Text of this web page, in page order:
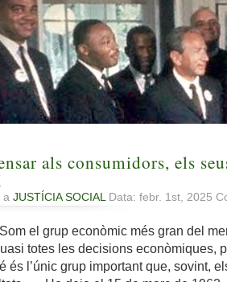
als consumidors, els
a JUSTÍCIA SOCIAL Data: febr. 1st, 2025
el grup econòmic més gran del
totes les decisions econòmiques,
és l’únic grup important que, sovint,